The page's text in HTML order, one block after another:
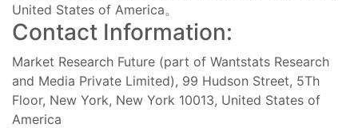
United States of America。
Contact Information:
Market Research Future (part of Wantstats Research
and Media Private Limited), 99 Hudson Street, 5Th
Floor, New York, New York 10013, United States of
America